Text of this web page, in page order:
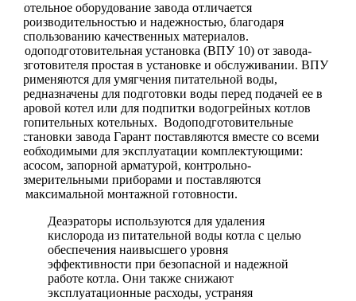
Котельное оборудование завода отличается
производительностью и надежностью, благодаря
использованию качественных материалов.
Водоподготовительная установка (ВПУ 10) от завода-
изготовителя простая в установке и обслуживании. ВПУ
применяются для умягчения питательной воды,
предназначены для подготовки воды перед подачей ее в
паровой котел или для подпитки водогрейных котлов
отопительных котельных. Водоподготовительные
установки завода Гарант поставляются вместе со всеми
необходимыми для эксплуатации комплектующими:
насосом, запорной арматурой, контрольно-
измерительными приборами и поставляются
в максимальной монтажной готовности.
Деаэраторы используются для удаления
кислорода из питательной воды котла с целью
обеспечения наивысшего уровня
эффективности при безопасной и надежной
работе котла. Они также снижают
эксплуатационные расходы, устраняя